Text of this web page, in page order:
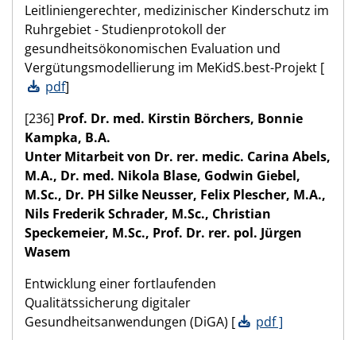
Leitliniengerechter, medizinischer Kinderschutz im
Ruhrgebiet - Studienprotokoll der
gesundheitsökonomischen Evaluation und
Vergütungsmodellierung im MeKidS.best-Projekt [
pdf]
[236] Prof. Dr. med. Kirstin Börchers, Bonnie
Kampka, B.A.
Unter Mitarbeit von Dr. rer. medic. Carina Abels,
M.A., Dr. med. Nikola Blase, Godwin Giebel,
M.Sc., Dr. PH Silke Neusser, Felix Plescher, M.A.,
Nils Frederik Schrader, M.Sc., Christian
Speckemeier, M.Sc., Prof. Dr. rer. pol. Jürgen
Wasem
Entwicklung einer fortlaufenden
Qualitätssicherung digitaler
Gesundheitsanwendungen (DiGA) [
pdf ]